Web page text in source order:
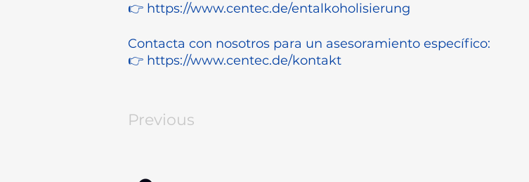
👉 https://www.centec.de/entalkoholisierung
Contacta con nosotros para un asesoramiento específico:
👉 https://www.centec.de/kontakt
Previous